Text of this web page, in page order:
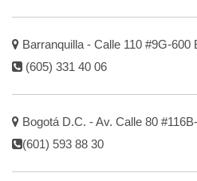
Barranquilla - Calle 110 #9G-600
(605) 331 40 06
Bogotá D.C. - Av. Calle 80
(601) 593 88 30